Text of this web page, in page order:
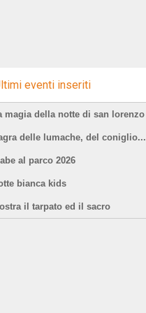
eventi inseriti
magia della notte di san lorenzo
delle lumache, del coniglio...
al parco 2026
bianca kids
il tarpato ed il sacro